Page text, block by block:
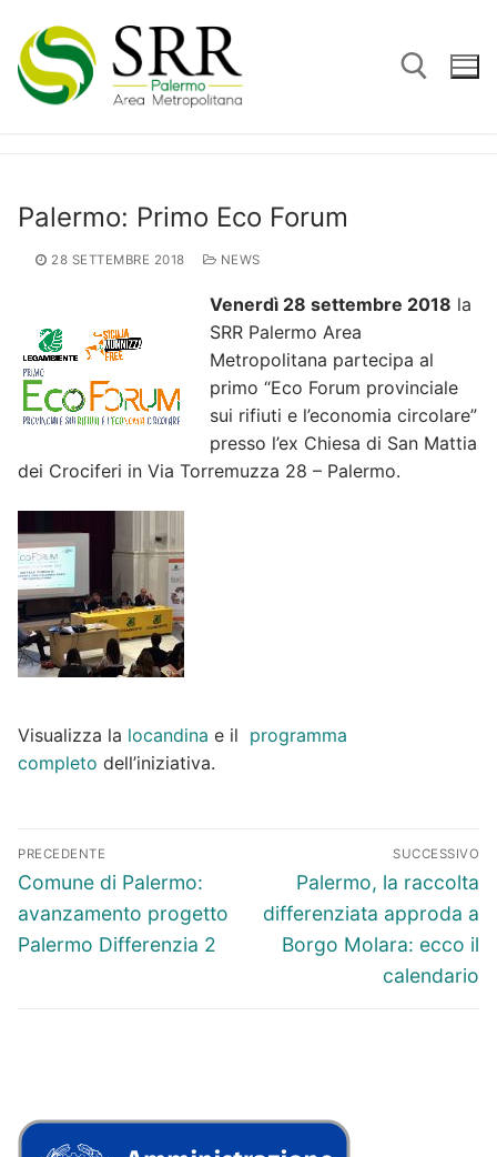
contenuto
Palermo: Primo Eco Forum
28 SETTEMBRE 2018 NEWS
Venerdì 28 settembre 2018 la
SRR Palermo Area
Metropolitana partecipa al
primo “Eco Forum provinciale
sui rifiuti e l’economia circolare”
presso l’ex Chiesa di San Mattia
dei Crociferi in Via Torremuzza 28 – Palermo.
Visualizza la locandina e il programma
completo dell’iniziativa.
Navigazione
articoli
PRECEDENTE
Articolo
precedente:
Comune di Palermo:
avanzamento progetto
Palermo Differenzia 2
SUCCESSIVO
Articolo
successivo:
Palermo, la raccolta
differenziata approda a
Borgo Molara: ecco il
calendario